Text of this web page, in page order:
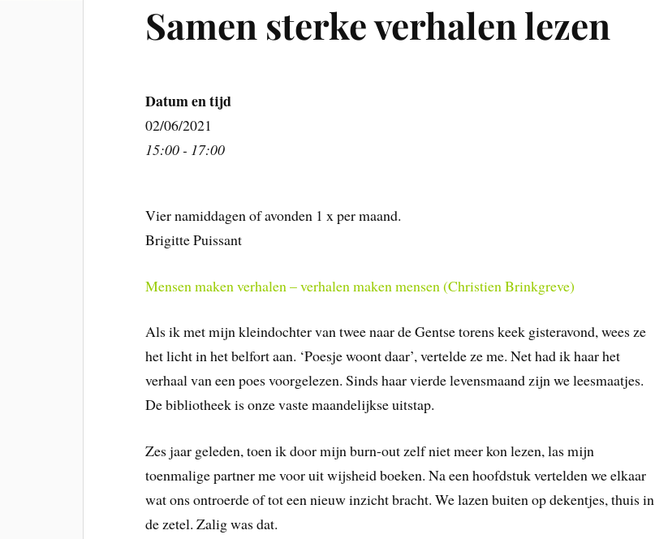
Samen sterke verhalen lezen
Datum en tijd
02/06/2021
15:00 - 17:00
Vier namiddagen of avonden 1 x per maand.
Brigitte Puissant
Mensen maken verhalen – verhalen maken mensen (Christien Brinkgreve)
Als ik met mijn kleindochter van twee naar de Gentse torens keek gisteravond, wees ze
het licht in het belfort aan. ‘Poesje woont daar’, vertelde ze me. Net had ik haar het
verhaal van een poes voorgelezen. Sinds haar vierde levensmaand zijn we leesmaatjes.
De bibliotheek is onze vaste maandelijkse uitstap.
Zes jaar geleden, toen ik door mijn burn-out zelf niet meer kon lezen, las mijn
toenmalige partner me voor uit wijsheid boeken. Na een hoofdstuk vertelden we elkaar
wat ons ontroerde of tot een nieuw inzicht bracht. We lazen buiten op dekentjes, thuis in
de zetel. Zalig was dat.